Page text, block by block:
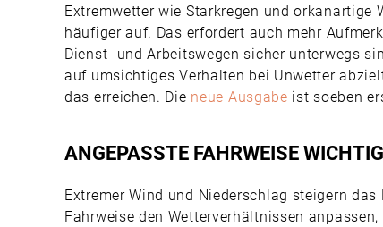
Extremwetter wie Starkregen und
häufiger auf. Das erfordert auch mehr
Dienst- und Arbeitswegen sicher unterwegs
auf umsichtiges Verhalten bei Unwetter
das erreichen. Die neue Ausgabe ist soeben
ANGEPASSTE FAHRWEISE
Extremer Wind und Niederschlag steigern
Fahrweise den Wetterverhältnissen